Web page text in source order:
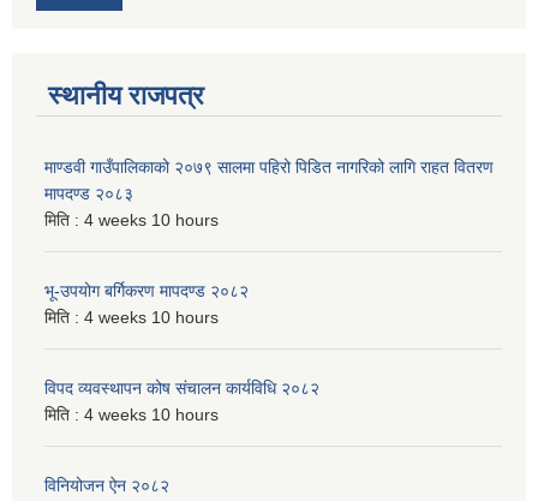
स्थानीय राजपत्र
माण्डवी गाउँपालिकाको २०७९ सालमा पहिरो पिडित नागरिको लागि राहत वितरण
मापदण्ड २०८३
मिति : 4 weeks 10 hours
भू-उपयोग बर्गिकरण मापदण्ड २०८२
मिति : 4 weeks 10 hours
विपद व्यवस्थापन कोष संचालन कार्यविधि २०८२
मिति : 4 weeks 10 hours
विनियोजन ऐन २०८२